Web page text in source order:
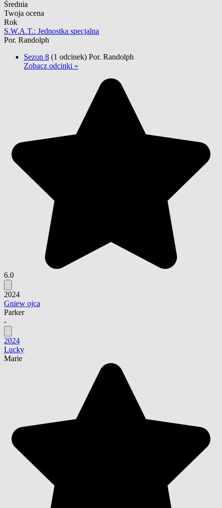
Średnia
Twoja ocena
Rok
S.W.A.T.: Jednostka specjalna
Por. Randolph
Sezon 8 (1 odcinek) Por. Randolph
Zobacz odcinki »
6.0
2024
Gniew ojca
Parker
-
2024
Lucky
Marie